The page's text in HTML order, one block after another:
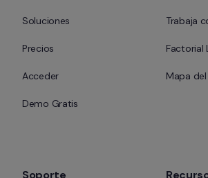
Soluciones
Precios
Acceder
Demo Gratis
Trabaja
Factorial
Mapa
Soporte